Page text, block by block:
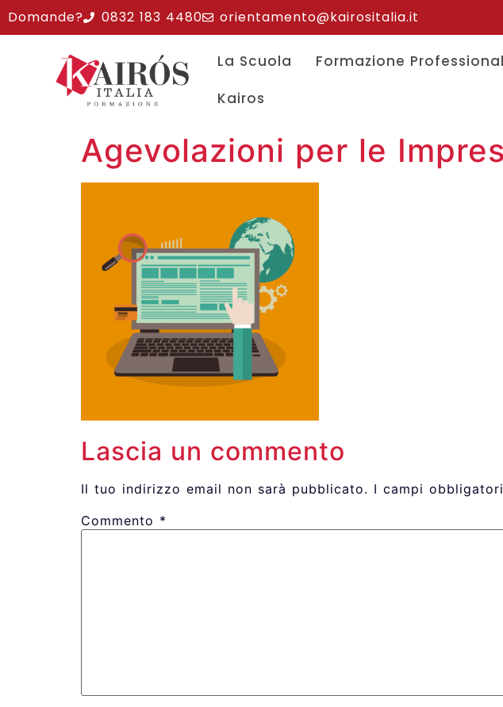
Domande? 0832 183 4480 orientamento@kairositalia.it
La Scuola Formazione
Kairos
Agevolazioni per le
Lascia un commento
Il tuo indirizzo email non sarà pubblicato. I campi
Commento *